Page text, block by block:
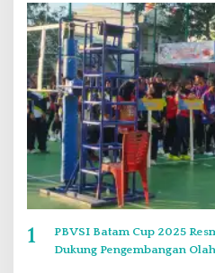
1
PBVSI Batam Cup 2025
Dukung Pengembangan